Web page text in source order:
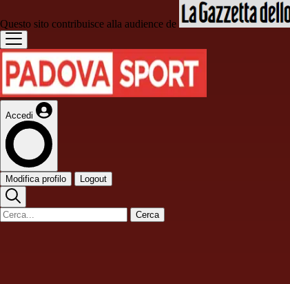
Questo sito contribuisce alla audience de
Accedi
Modifica profilo Logout
Cerca